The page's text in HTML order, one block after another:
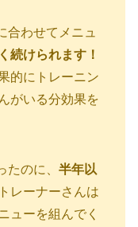
合わせてメニュ
続けられます！
的にトレーニン
がいる分効果を
のに、 半年以
レーナーさんは
ューを組んでく